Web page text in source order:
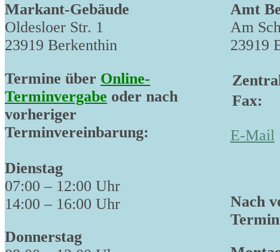
Markant-Gebäude
Oldesloer Str. 1
23919 Berkenthin
Termine über Online-
Terminvergabe oder nach
vorheriger
Terminvereinbarung:
Dienstag
07:00 – 12:00 Uhr
14:00 – 16:00 Uhr
Donnerstag
Amt
Am
23919
Fax:
E-Mail
Nach